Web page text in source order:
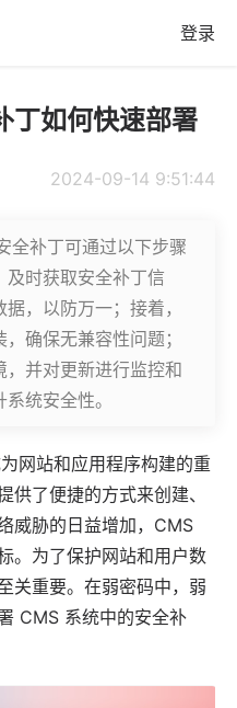
登录
丁如何快速部署
2024-09-14 9:51:44
全补丁可通过以下步骤
及时获取安全补丁信
，以防万一；接着，
确保无兼容性问题；
并对更新进行监控和
统安全性。
网站和应用程序构建的重
供了便捷的方式来创建、
威胁的日益增加， CMS
。为了保护网站和用户数
关重要。在弱密码中，弱
CMS 系统中的安全补